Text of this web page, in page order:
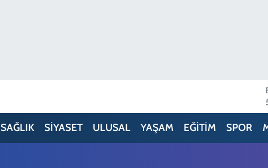
SAĞLIK SİYASET ULUSAL YAŞAM EĞİTİM SPOR